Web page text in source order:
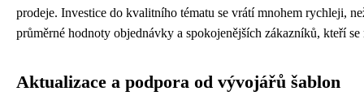
prodeje. Investice do kvalitního tématu se vrátí mnohem rychleji,
průměrné hodnoty objednávky a spokojenějších zákazníků, kteří
Aktualizace a podpora od vývojářů šablon